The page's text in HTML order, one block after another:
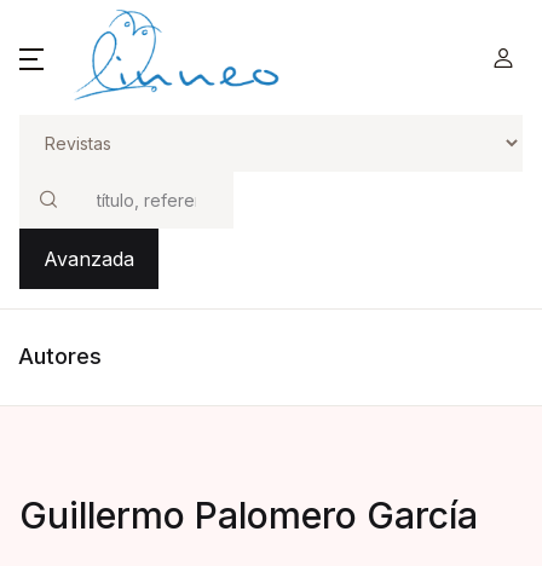
Buscar
Avanzada
Autores
Guillermo Palomero García